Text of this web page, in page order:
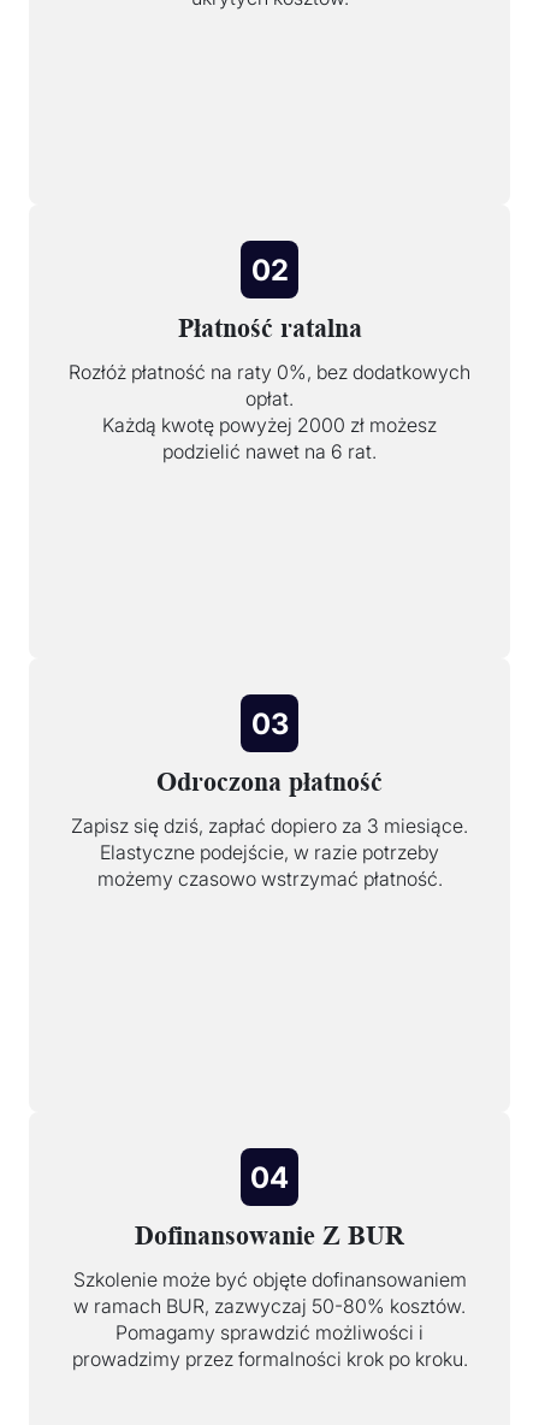
02
Płatność ratalna
Rozłóż płatność na raty 0%, bez dodatkowych
opłat.
Każdą kwotę powyżej 2000 zł możesz
podzielić nawet na 6 rat.
03
Odroczona płatność
Zapisz się dziś, zapłać dopiero za 3 miesiące.
Elastyczne podejście, w razie potrzeby
możemy czasowo wstrzymać płatność.
04
Dofinansowanie Z BUR
Szkolenie może być objęte dofinansowaniem
w ramach BUR, zazwyczaj 50-80% kosztów.
Pomagamy sprawdzić możliwości i
prowadzimy przez formalności krok po kroku.